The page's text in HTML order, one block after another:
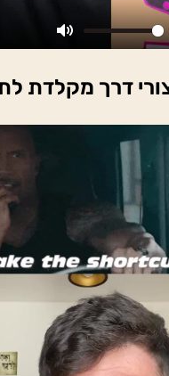
דרך מקלדת